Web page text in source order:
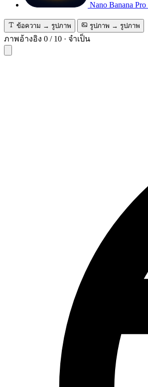
Nano Banana Pro
ข้อความ → รูปภาพ รูปภาพ → รูปภาพ
ภาพอ้างอิง 0 / 10 · จำเป็น